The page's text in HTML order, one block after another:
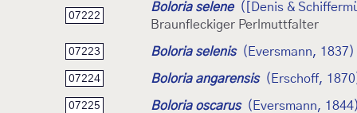
07222
Boloria selene
([Denis &
Braunfleckiger Perlmuttfalter
07223 Boloria selenis (Eversmann, 1837)
07224 Boloria angarensis (Erschoff,
07225 Boloria oscarus (Eversmann,